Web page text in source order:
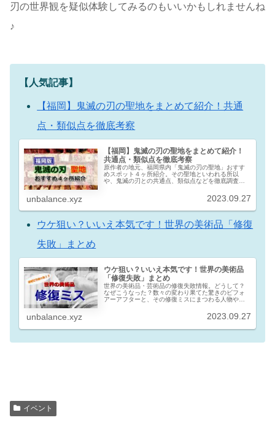
刃の世界観を疑似体験してみるのもいいかもしれませんね
♪
【人気記事】
【福岡】鬼滅の刃の聖地をまとめて紹介！共通
点・類似点を徹底考察
【福岡】鬼滅の刃の聖地をまとめて紹介！
共通点・類似点を徹底考察
原作者の地元、福岡県内「鬼滅の刃の聖地」おすす
めスポット４ヶ所紹介。その聖地といわれる所以
や、鬼滅の刃との共通点、類似点などを徹底調査。
も見つかり、これから聖地巡礼する予定の方必見の
unbalance.xyz 2023.09.27
ウケ狙い？いいえ本気です！世界の美術品「修復
失敗」まとめ
ウケ狙い？いいえ本気です！世界の美術品
「修復失敗」まとめ
世界の美術品・芸術品の修復失敗情報。どうして？
なぜこうなった？数々の変わり果てた驚きのビフォ
アーアフターと、その修復ミスにまつわる人物やス
unbalance.xyz 2023.09.27
イベント